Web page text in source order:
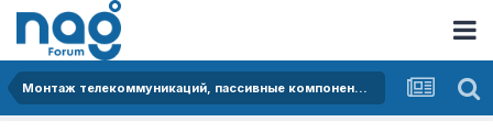
Монтаж телекоммуникаций, пассивные компоненты, Инструменты, оборудование...